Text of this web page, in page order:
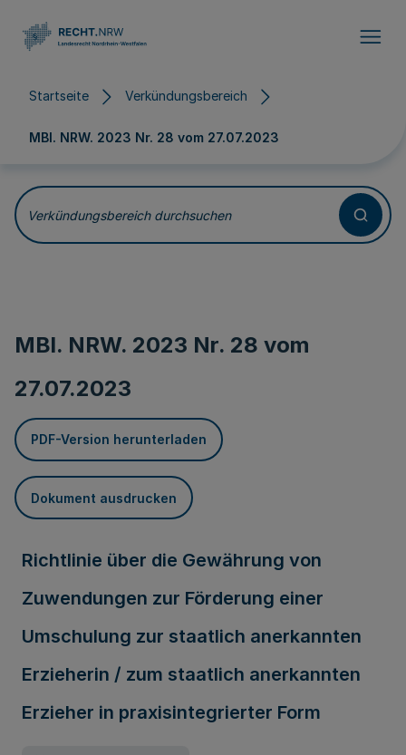
Startseite Verkündungsbereich
MBl. NRW. 2023 Nr. 28 vom 27.07.2023
Verkündungsbereich durchsuchen
MBl. NRW. 2023 Nr. 28 vom
27.07.2023
PDF-Version herunterladen
Dokument ausdrucken
Richtlinie über die Gewährung von
Zuwendungen zur Förderung einer
Umschulung zur staatlich anerkannten
Erzieherin / zum staatlich anerkannten
Erzieher in praxisintegrierter Form